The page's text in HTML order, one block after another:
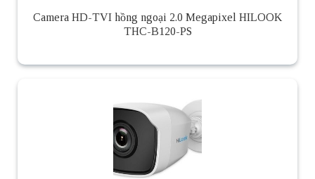
Camera HD-TVI hồng ngoại 2.0 Megapixel HILOOK
THC-B120-PS